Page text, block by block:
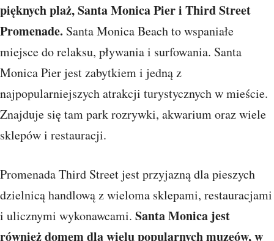
pięknych plaż, Santa Monica Pier i Third Street
Promenade. Santa Monica Beach to wspaniałe
miejsce do relaksu, pływania i surfowania. Santa
Monica Pier jest zabytkiem i jedną z
najpopularniejszych atrakcji turystycznych w mieście.
Znajduje się tam park rozrywki, akwarium oraz wiele
sklepów i restauracji.
Promenada Third Street jest przyjazną dla pieszych
dzielnicą handlową z wieloma sklepami, restauracjami
i ulicznymi wykonawcami. Santa Monica jest
również domem dla wielu popularnych muzeów, w